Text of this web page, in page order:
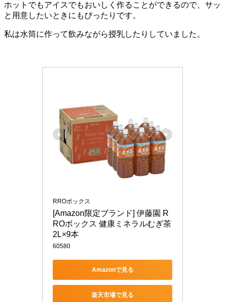
ホットでもアイスでもおいしく作ることができるので、サッ
と用意したいときにもぴったりです。
私は水筒に作って飲みながら授乳したりしていました。
RROボックス
[Amazon限定ブランド] 伊藤園 R
ROボックス 健康ミネラルむぎ茶
2L×9本
60580
Amazonで見る
楽天市場で見る